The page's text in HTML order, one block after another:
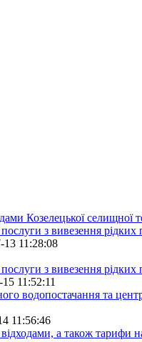
Козелецької селищної
з вивезення рідких
13 11:28:08
з вивезення рідких
11:52:11
водопостачання та
11:56:46
а також тарифи